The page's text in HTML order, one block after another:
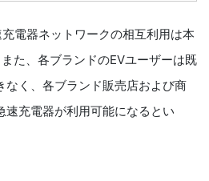
電器ネットワークの相互利用は本
た、各ブランドのEVユーザーは既
なく、各ブランド販売店および商
速充電器が利用可能になるとい